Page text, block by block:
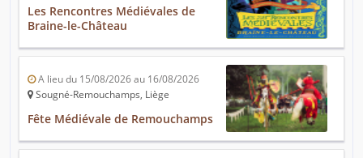
Les Rencontres Médiévales de
Braine-le-Château
A lieu du 15/08/2026 au 16/08/2026
Sougné-Remouchamps, Liège
Fête Médiévale de Remouchamps